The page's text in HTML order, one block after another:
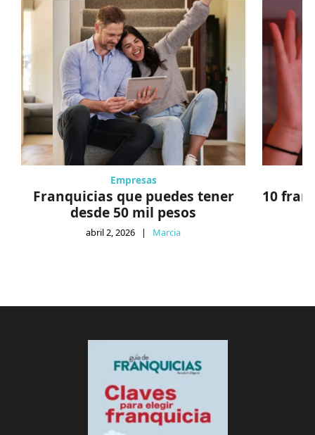
Empresas
Franquicias que puedes tener
desde 50 mil pesos
abril 2, 2026 | Marcia
10